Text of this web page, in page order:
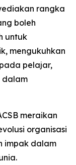
rangka
boleh
untuk
mengukuhkan
pelajar,
dalam
meraikan
organisasi
impak dalam